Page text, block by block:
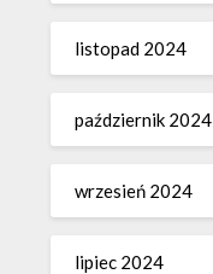
listopad 2024
październik 2024
wrzesień 2024
lipiec 2024